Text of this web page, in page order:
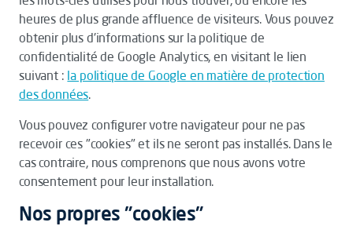
heures de plus grande affluence de visiteurs. Vous pouvez
obtenir plus d'informations sur la politique de
confidentialité de Google Analytics, en visitant le lien
suivant : la politique de Google en matière de protection
des données.
Vous pouvez configurer votre navigateur pour ne pas
recevoir ces "cookies" et ils ne seront pas installés. Dans le
cas contraire, nous comprenons que nous avons votre
consentement pour leur installation.
Nos propres "cookies"